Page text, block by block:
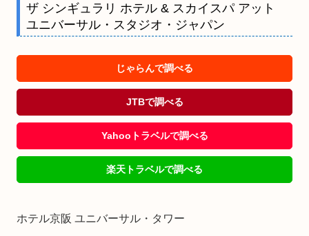
ザ シンギュラリ ホテル & スカイスパ アット
ユニバーサル・スタジオ・ジャパン
じゃらんで調べる
JTBで調べる
Yahooトラベルで調べる
楽天トラベルで調べる
ホテル京阪 ユニバーサル・タワー